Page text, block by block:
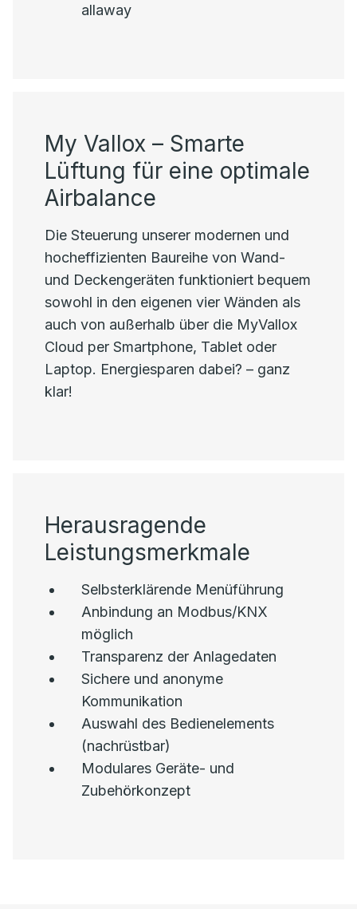
allaway
My Vallox – Smarte
Lüftung für eine optimale
Airbalance
Die Steuerung unserer modernen und
hocheffizienten Baureihe von Wand-
und Deckengeräten funktioniert bequem
sowohl in den eigenen vier Wänden als
auch von außerhalb über die MyVallox
Cloud per Smartphone, Tablet oder
Laptop. Energiesparen dabei? – ganz
klar!
Herausragende
Leistungsmerkmale
Selbsterklärende Menüführung
Anbindung an Modbus/KNX
möglich
Transparenz der Anlagedaten
Sichere und anonyme
Kommunikation
Auswahl des Bedienelements
(nachrüstbar)
Modulares Geräte- und
Zubehörkonzept